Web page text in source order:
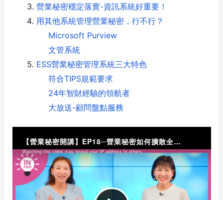
營業秘密穩定落實-資訊系統好重要！
用其他系統管理營業秘密，行不行？
Microsoft Purview
文管系統
ESS營業秘密管理系統三大特色
符合TIPS規範要求
24年智財經驗的領航者
大放送-顧問盤點服務